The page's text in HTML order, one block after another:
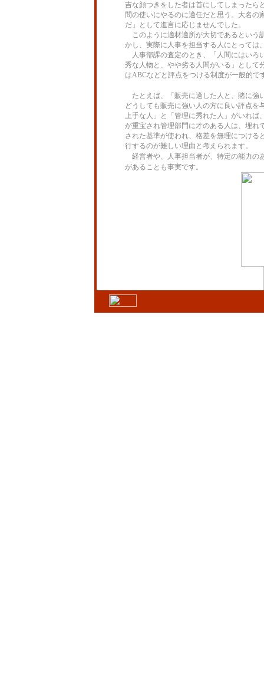
吉な顔つきをした者は首にしてしまったら
問の使いにやるのに適任だと思う。大名
だ」として進言に応じませんでした。
このように適材適所が大切であるという
かし、実際に人事を担当する人にとっては
人事部課の査定のとき、「人間にはいろ
秀な人物と、やや劣る人間がいる」として
はABCなどと評点をつける制度が一般的で
たとえば、「販売に適した人と、賭に強
どうしても販売に強い人の方に良い評点
上手な人」と「管理に秀れた人」がいれば
が重宝され管理部門に才のある人は、埋れ
された基準が使われ、格差を無理につける
行するのが難しい理由と考えられます。
経営者や、人事担当者が、特定の能力の
があることも事実です。